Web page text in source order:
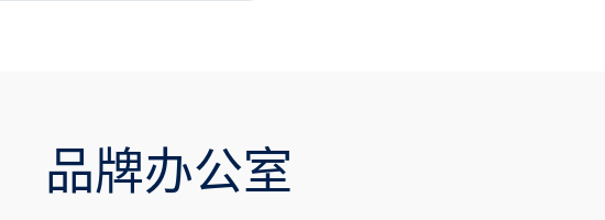
品牌办公室